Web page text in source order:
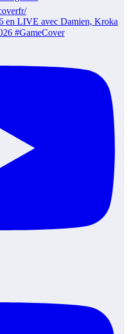
LIVE avec Damien, Kroka
#GameCover